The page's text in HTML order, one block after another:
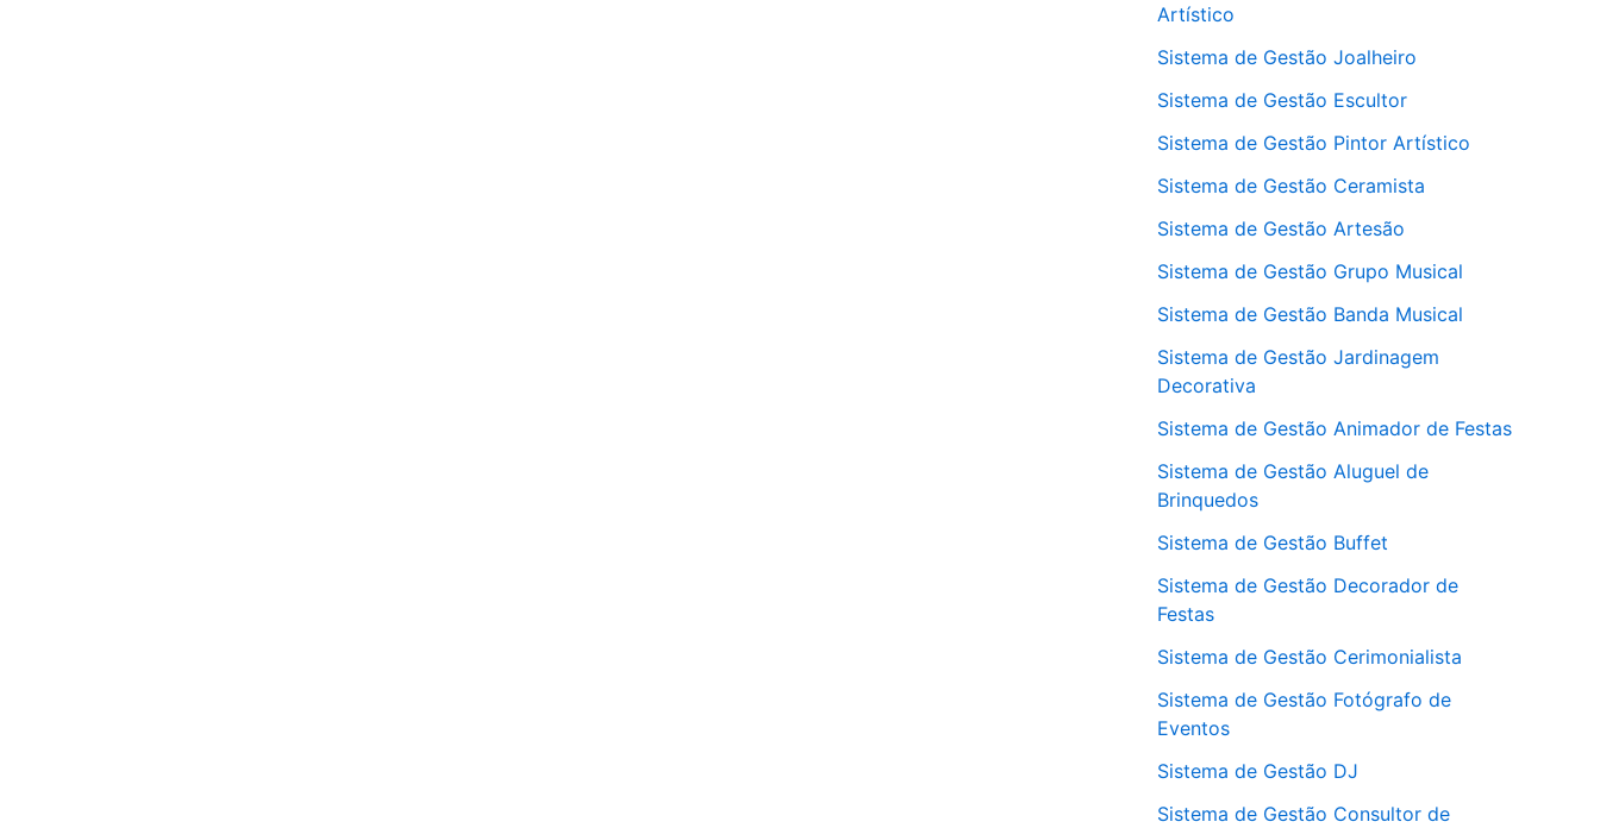
Artístico
Sistema de Gestão Joalheiro
Sistema de Gestão Escultor
Sistema de Gestão Pintor Artístico
Sistema de Gestão Ceramista
Sistema de Gestão Artesão
Sistema de Gestão Grupo Musical
Sistema de Gestão Banda Musical
Sistema de Gestão Jardinagem
Decorativa
Sistema de Gestão Animador de Festas
Sistema de Gestão Aluguel de
Brinquedos
Sistema de Gestão Buffet
Sistema de Gestão Decorador de
Festas
Sistema de Gestão Cerimonialista
Sistema de Gestão Fotógrafo de
Eventos
Sistema de Gestão DJ
Sistema de Gestão Consultor de